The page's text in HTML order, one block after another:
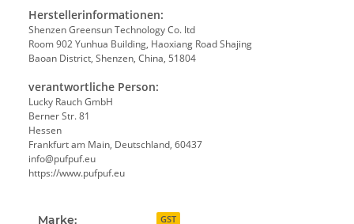
Herstellerinformationen:
Shenzen Greensun Technology Co. ltd
Room 902 Yunhua Building, Haoxiang Road Shajing
Baoan District, Shenzen, China, 51804
verantwortliche Person:
Lucky Rauch GmbH
Berner Str. 81
Hessen
Frankfurt am Main, Deutschland, 60437
info@pufpuf.eu
https://www.pufpuf.eu
Marke: GST